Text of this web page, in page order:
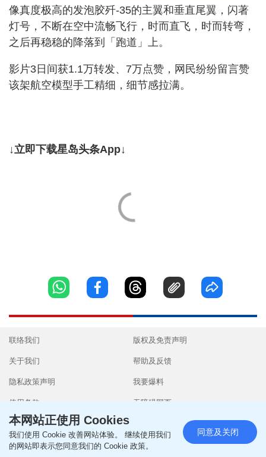
像真度极高的发泡胶歼-35的主翼和垂直尾翼，闪著
灯号，不断在空中流畅飞行，时而直飞，时而转弯，
之后再稳稳的降落到「跑道」上。
影片3日间获1.1万转发、7万点赞，网民纷纷留言赞
该架航空模型手工精细，细节感拉满。
↓立即下载星岛头条App↓
联络我们
关于我们
隐私政策声明
使用条款
版权及免责声明
帮助及反馈
我要爆料
无障碍网页
Copyright © 2026 SingTao Ltd.All rights reserved.
本网站正使用 Cookies
我们使用 Cookie 改善网站体验。 继续使用我们
的网站即表示您同意我们的 Cookie 政策。
同意及关闭